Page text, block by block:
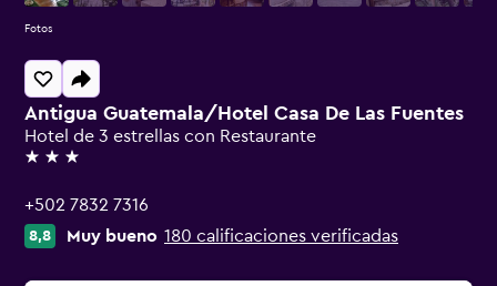
Antigua Guatemala/Hotel Casa De Las Fuentes
Hotel de 3 estrellas con Restaurante
3 estrellas
+502 7832 7316
8,8 Muy bueno 180 calificaciones verificadas
Fotos